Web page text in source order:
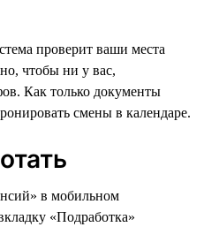
проверит ваши места
чтобы ни у вас,
Как только документы
смены в календаре.
в мобильном
«Подработка»